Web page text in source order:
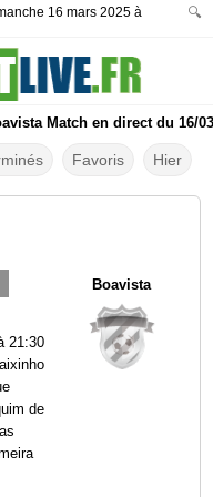
16 mars 2025 à
🔍
Match en direct du 16/
Favoris Hier
21:30
de
Boavista